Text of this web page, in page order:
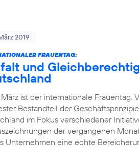
2019
FRAUENTAG:
und
März ist der internationale
Bestandteil der
im Fokus verschiedener
der vergangenen
Unternehmen eine echte